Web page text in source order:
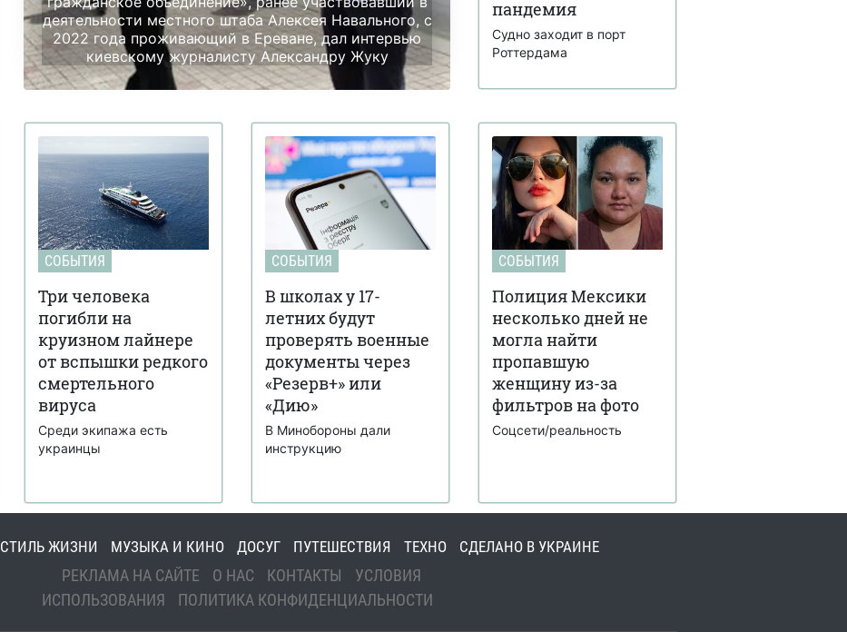
деятельности местного штаба Алексея Навального, с
2022 года проживающий в Ереване, дал интервью
киевскому журналисту Александру Жуку
пандемия
Судно заходит в порт
Роттердама
СОБЫТИЯ
Три человека
погибли на
круизном лайнере
от вспышки редкого
смертельного
вируса
Среди экипажа есть
украинцы
СОБЫТИЯ
В школах у 17-
летних будут
проверять военные
документы через
«Резерв+» или
«Дию»
В Минобороны дали
инструкцию
СОБЫТИЯ
Полиция Мексики
несколько дней не
могла найти
пропавшую
женщину из-за
фильтров на фото
Соцсети/реальность
СТИЛЬ ЖИЗНИ МУЗЫКА И КИНО ДОСУГ ПУТЕШЕСТВИЯ ТЕХНО СДЕЛАНО В УКРАИНЕ
РЕКЛАМА НА САЙТЕ О НАС КОНТАКТЫ
УСЛОВИЯ
ИСПОЛЬЗОВАНИЯ
ПОЛИТИКА КОНФИДЕНЦИАЛЬНОСТИ